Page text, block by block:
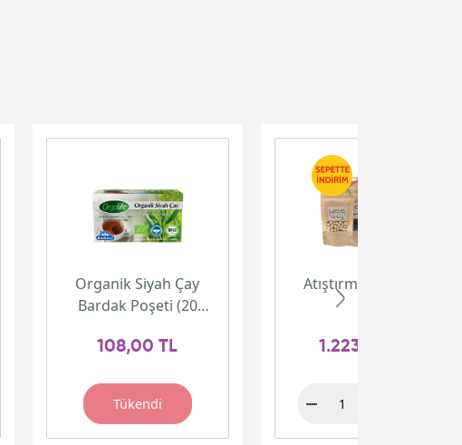
Organik Siyah Çay
Bardak Poşeti (20
108,00 TL
Tükendi
Atıştırmalık Paketi
1.223,00 TL